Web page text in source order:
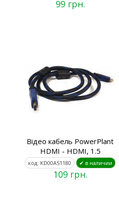
99 грн.
Відео кабель PowerPlant
HDMI - HDMI, 1.5
код: KD00AS1180 ✔ в наличии
109 грн.